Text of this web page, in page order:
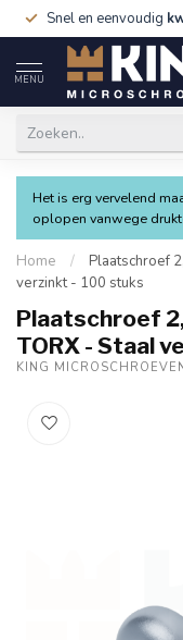
Snel en eenvoudig
MENU
Het is erg vervelend
oplopen vanwege
Home /
Plaatschroef
verzinkt - 100 stuks
Plaatschroef
TORX - Staal
KING